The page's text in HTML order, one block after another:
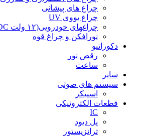
چراغ های پیشانی
چراغ یووی UV
چراغهای خودرویی(۱۲ ولت DC)
نورافکن و چراغ قوه
دکوراتیو
رقص نور
ساعت
سایر
سیستم های صوتی
اسپیکر
قطعات الکترونیکی
IC
پل دیود
ترانزیستور